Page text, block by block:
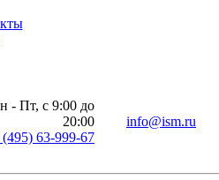
- Пт, с 9:00 до
20:00
63-999-67
info@ism.ru